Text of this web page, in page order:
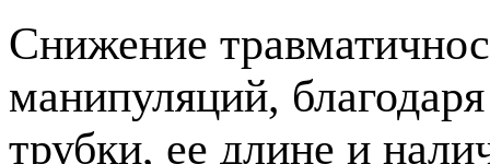
Снижение
манипуляций,
трубки, ее длине и